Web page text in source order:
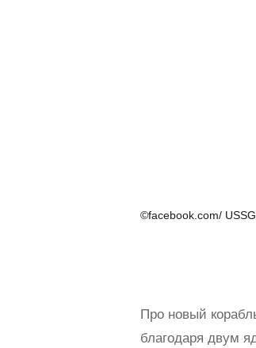
©facebook.com/
Про новый
благодаря двум